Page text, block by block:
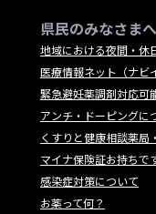
県民のみなさまへ
地域における夜間・休
医療情報ネット（ナビ
緊急避妊薬調剤対応可
アンチ・ドーピングに
くすりと健康相談薬局
マイナ保険証お持ちで
感染症対策について
お薬って何？